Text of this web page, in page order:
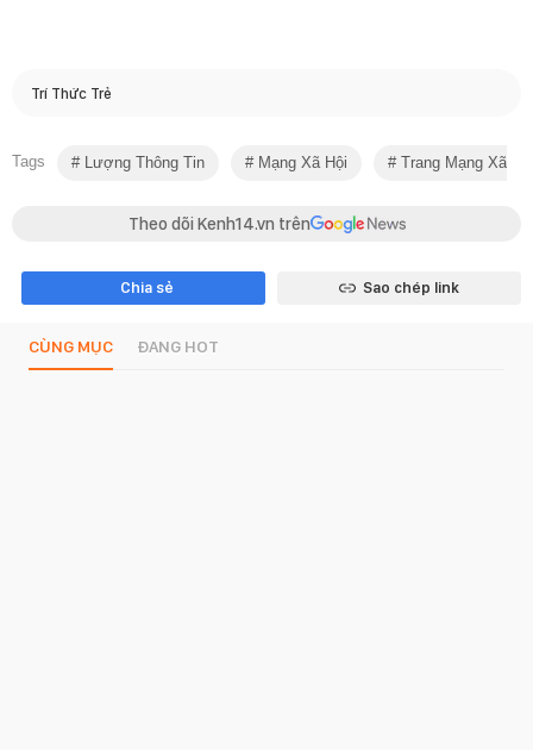
Trí Thức Trẻ
Tags Lượng Thông Tin Mạng Xã Hội Trang Mạng Xã Hội
Theo dõi Kenh14.vn trên
Chia sẻ Sao chép link
CÙNG MỤC ĐANG HOT